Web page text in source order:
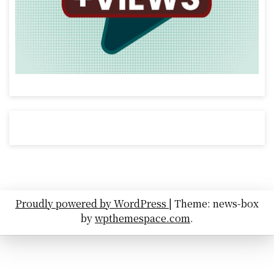
Proudly powered by WordPress | Theme: news-box
bywpthemespace.com.